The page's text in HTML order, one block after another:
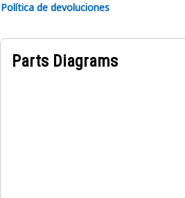
Política de devoluciones
Parts Diagrams